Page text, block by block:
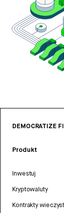
DEMOCRATIZE
Produkt
Inwestuj
Kryptowaluty
Kontrakty